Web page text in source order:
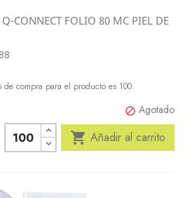
CONNECT FOLIO 80 MC PIEL DE
compra para el producto es 100.
 Agotado
 Añadir al carrito